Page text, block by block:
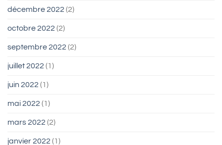
décembre 2022 (2)
octobre 2022 (2)
septembre 2022 (2)
juillet 2022 (1)
juin 2022 (1)
mai 2022 (1)
mars 2022 (2)
janvier 2022 (1)